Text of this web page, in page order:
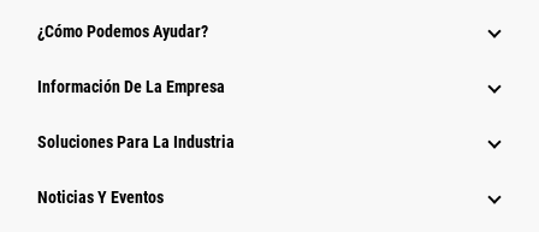
¿Cómo Podemos Ayudar?
Información De La Empresa
Soluciones Para La Industria
Noticias Y Eventos